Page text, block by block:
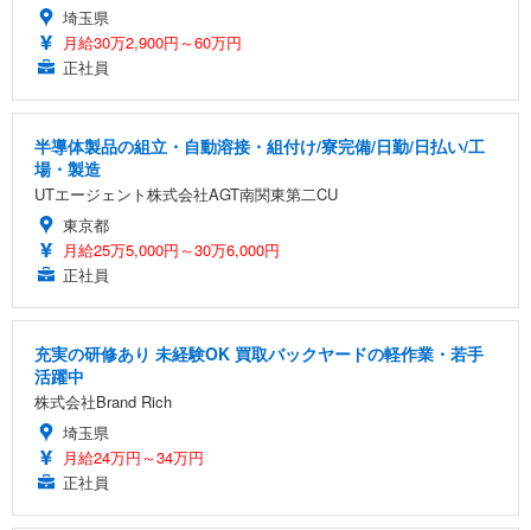
埼玉県
月給30万2,900円～60万円
正社員
半導体製品の組立・自動溶接・組付け/寮完備/日勤/日払い/工
場・製造
UTエージェント株式会社AGT南関東第二CU
東京都
月給25万5,000円～30万6,000円
正社員
充実の研修あり 未経験OK 買取バックヤードの軽作業・若手
活躍中
株式会社Brand Rich
埼玉県
月給24万円～34万円
正社員